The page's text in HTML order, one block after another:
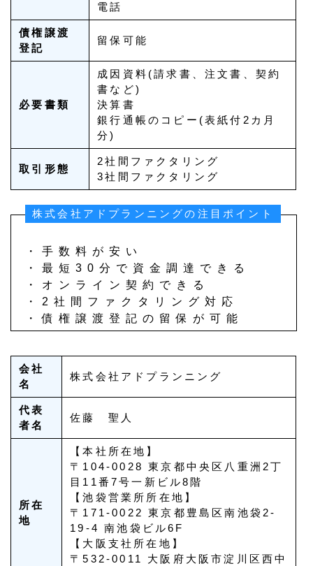
電話
債権譲渡
登記
留保可能
必要書類
成因資料(請求書、注文書、契約
書など)
決算書
銀行通帳のコピー(表紙付2カ月
分)
取引形態
2社間ファクタリング
3社間ファクタリング
株式会社アドプランニングの注目ポイント
・手数料が安い
・最短30分で資金調達できる
・オンライン契約できる
・2社間ファクタリング対応
・債権譲渡登記の留保が可能
会社
名
株式会社アドプランニング
代表
者名
佐藤 聖人
所在
地
【本社所在地】
〒104-0028 東京都中央区八重洲2丁
目11番7号一新ビル8階
【池袋営業所所在地】
〒171-0022 東京都豊島区南池袋2-
19-4 南池袋ビル6F
【大阪支社所在地】
〒532-0011 大阪府大阪市淀川区西中